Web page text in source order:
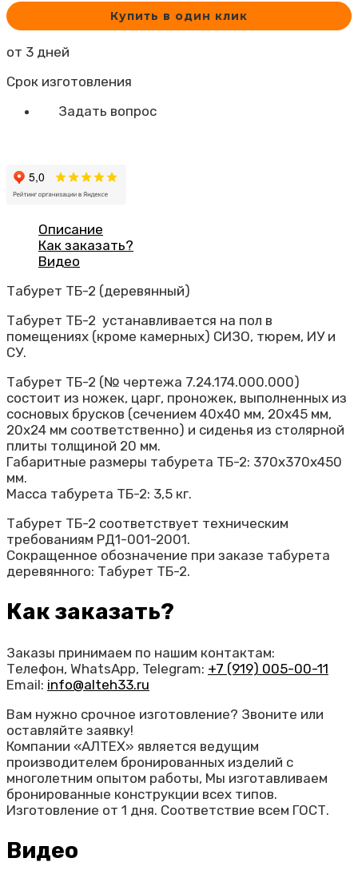
Купить в один клик
от 3 дней
Срок изготовления
Задать вопрос
Описание
Как заказать?
Видео
Табурет ТБ-2 (деревянный)
Табурет ТБ-2 устанавливается на пол в
помещениях (кроме камерных) СИЗО, тюрем, ИУ и
СУ.
Табурет ТБ-2 (№ чертежа 7.24.174.000.000)
состоит из ножек, царг, проножек, выполненных из
сосновых брусков (сечением 40х40 мм, 20х45 мм,
20х24 мм соответственно) и сиденья из столярной
плиты толщиной 20 мм.
Габаритные размеры табурета ТБ-2: 370х370х450
мм.
Масса табурета ТБ-2: 3,5 кг.
Табурет ТБ-2 соответствует техническим
требованиям РД1-001-2001.
Сокращенное обозначение при заказе табурета
деревянного: Табурет ТБ-2.
Как заказать?
Заказы принимаем по нашим контактам:
Телефон, WhatsApp, Telegram: +7 (919) 005-00-11
Email: info@alteh33.ru
Вам нужно срочное изготовление? Звоните или
оставляйте заявку!
Компании «АЛТЕХ» является ведущим
производителем бронированных изделий с
многолетним опытом работы, Мы изготавливаем
бронированные конструкции всех типов.
Изготовление от 1 дня. Соответствие всем ГОСТ.
Видео